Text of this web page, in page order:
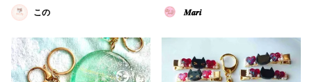
ー #シャカシャカシャカキーホ
ルダー
この 𝑴𝒂𝒓𝒊